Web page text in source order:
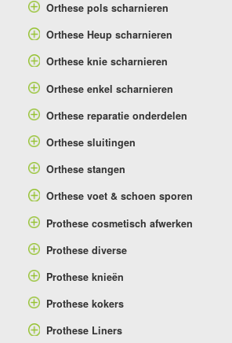
Orthese pols scharnieren
Orthese Heup scharnieren
Orthese knie scharnieren
Orthese enkel scharnieren
Orthese reparatie onderdelen
Orthese sluitingen
Orthese stangen
Orthese voet & schoen sporen
Prothese cosmetisch afwerken
Prothese diverse
Prothese knieën
Prothese kokers
Prothese Liners